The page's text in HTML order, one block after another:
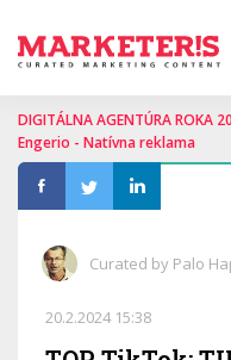
DIGITÁLNA AGENTÚRA ROKA
Engerio - Natívna reklama
Curated by Palo
20.2.2024 15:38